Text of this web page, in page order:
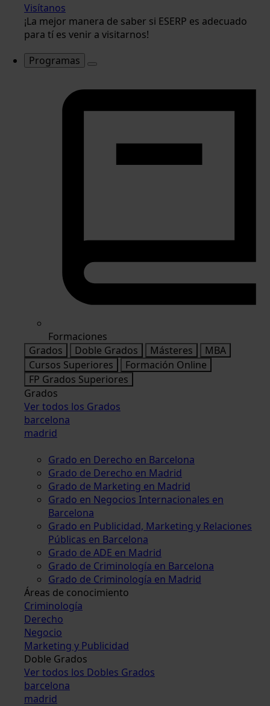
Visítanos
¡La mejor manera de saber si ESERP es adecuado
para tí es venir a visitarnos!
Programas
Formaciones
Grados
Doble Grados Másteres
MBA
Cursos Superiores
Formación Online
FP Grados Superiores
Grados
Ver todos los Grados
barcelona
madrid
Grado en Derecho en Barcelona
Grado de Derecho en Madrid
Grado de Marketing en Madrid
Grado en Negocios Internacionales en
Barcelona
Grado en Publicidad, Marketing y Relaciones
Públicas en Barcelona
Grado de ADE en Madrid
Grado de Criminología en Barcelona
Grado de Criminología en Madrid
Áreas de conocimiento
Criminología
Derecho
Negocio
Marketing y Publicidad
Doble Grados
Ver todos los Dobles Grados
barcelona
madrid